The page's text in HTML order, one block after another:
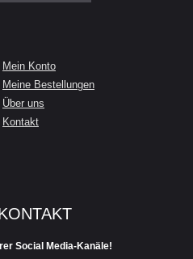
Mein Konto
Meine Bestellungen
Über uns
Kontakt
Social Media-Kanäle!